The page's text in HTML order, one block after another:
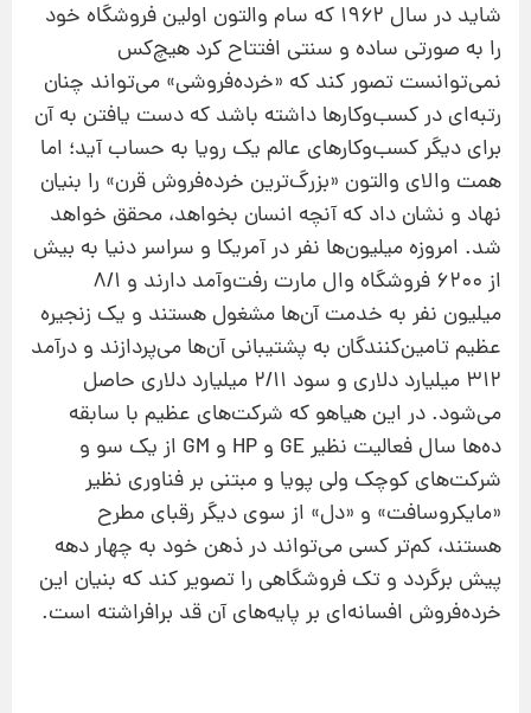
شاید در سال ۱۹۶۲ كه سام والتون اولین فروشگاه خود
را به صورتی ساده و سنتی افتتاح كرد هیچ‌كس
نمی‌توانست تصور كند كه «خرده‌فروشی» می‌تواند چنان
رتبه‌ای در كسب‌وكارها داشته باشد كه دست یافتن به آن
برای دیگر كسب‌وكارهای عالم یك رویا به حساب آید؛ اما
همت والای والتون «بزرگ‌ترین خرده‌فروش قرن» را بنیان
نهاد و نشان داد كه آنچه انسان بخواهد، محقق خواهد
شد. امروزه میلیون‌ها نفر در آمریكا و سراسر دنیا به بیش
از ۶۲۰۰ فروشگاه وال مارت رفت‌وآمد دارند و ۸/۱
میلیون نفر به خدمت آن‌ها مشغول هستند و یك زنجیره
عظیم تامین‌كنندگان به پشتیبانی آن‌ها می‌پردازند و درآمد
۳۱۲ میلیارد دلاری و سود ۲/۱۱ میلیارد دلاری حاصل
می‌شود. در این هیاهو كه شركت‌های عظیم با سابقه
ده‌ها سال فعالیت نظیر GE و HP و GM از یك سو و
شركت‌های كوچك ولی پویا و مبتنی بر فناوری نظیر
«مایكروسافت» و «دل» از سوی دیگر رقبای مطرح
هستند، كم‌تر كسی می‌تواند در ذهن خود به چهار دهه
پیش برگردد و تك فروشگاهی را تصویر كند كه بنیان این
خرده‌فروش افسانه‌ای بر پایه‌های آن قد برافراشته است.